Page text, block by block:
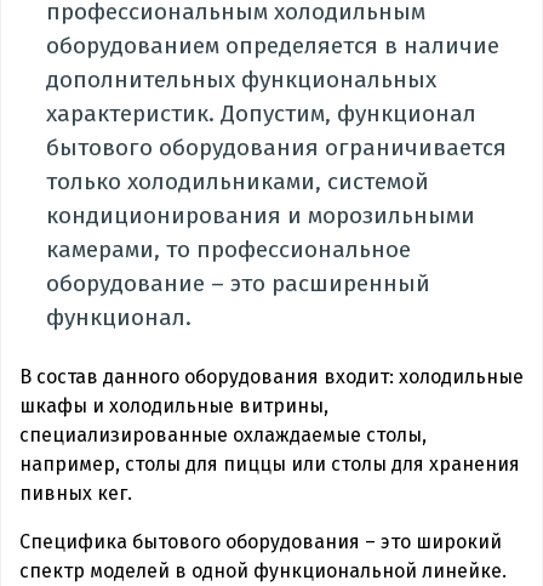
профессиональным холодильным
оборудованием определяется в наличие
дополнительных функциональных
характеристик. Допустим, функционал
бытового оборудования ограничивается
только холодильниками, системой
кондиционирования и морозильными
камерами, то профессиональное
оборудование – это расширенный
функционал.
В состав данного оборудования входит: холодильные
шкафы и холодильные витрины,
специализированные охлаждаемые столы,
например, столы для пиццы или столы для хранения
пивных кег.
Специфика бытового оборудования – это широкий
спектр моделей в одной функциональной линейке.